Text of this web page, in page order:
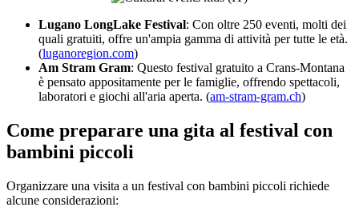
Lugano LongLake Festival: Con oltre 250 eventi, molti dei
quali gratuiti, offre un'ampia gamma di attività per tutte le età.
(luganoregion.com)
Am Stram Gram: Questo festival gratuito a Crans-Montana
è pensato appositamente per le famiglie, offrendo spettacoli,
laboratori e giochi all'aria aperta. (am-stram-gram.ch)
Come preparare una gita al festival con
bambini piccoli
Organizzare una visita a un festival con bambini piccoli richiede
alcune considerazioni: